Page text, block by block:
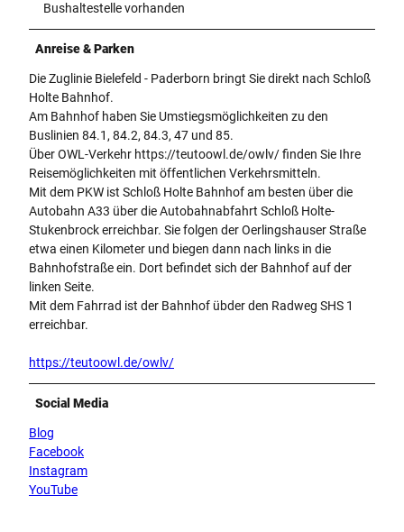
Bushaltestelle vorhanden
Anreise & Parken
Die Zuglinie Bielefeld - Paderborn bringt Sie direkt nach Schloß
Holte Bahnhof.
Am Bahnhof haben Sie Umstiegsmöglichkeiten zu den
Buslinien 84.1, 84.2, 84.3, 47 und 85.
Über OWL-Verkehr https://teutoowl.de/owlv/ finden Sie Ihre
Reisemöglichkeiten mit öffentlichen Verkehrsmitteln.
Mit dem PKW ist Schloß Holte Bahnhof am besten über die
Autobahn A33 über die Autobahnabfahrt Schloß Holte-
Stukenbrock erreichbar. Sie folgen der Oerlingshauser Straße
etwa einen Kilometer und biegen dann nach links in die
Bahnhofstraße ein. Dort befindet sich der Bahnhof auf der
linken Seite.
Mit dem Fahrrad ist der Bahnhof übder den Radweg SHS 1
erreichbar.
https://teutoowl.de/owlv/
Social Media
Blog
Facebook
Instagram
YouTube